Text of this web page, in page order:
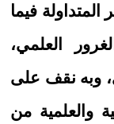
المتداولة فيما
العلمي،
وبه نقف على
والعلمية من